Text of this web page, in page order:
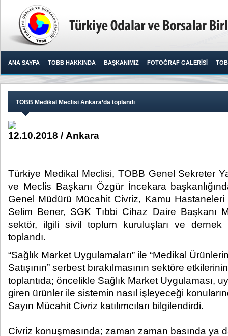
ANA SAYFA TOBB HAKKINDA BAŞKANIMIZ FOTOĞRAF GALERİSİ
TOBB Medikal Meclisi Ankara’da toplandı
12.10.2018 / Ankara
Türkiye Medikal Meclisi, TOBB Genel Sekreter
ve Meclis Başkanı Özgür İncekara
Genel Müdürü Mücahit Civriz, Kamu Hastaneleri
Selim Bener, SGK Tıbbi Cihaz Daire Başkanı
sektör, ilgili sivil toplum kuruluşları ve dernek
toplandı.​
“Sağlık Market Uygulamaları” ile “Medikal
Satışının” serbest bırakılmasının sektöre
toplantıda; öncelikle Sağlık Market Uygulaması,
giren ürünler ile sistemin nasıl işleyeceği
Sayın Mücahit Civriz katılımcıları bilgilendirdi.
Civriz konuşmasında; zaman zaman basında ya